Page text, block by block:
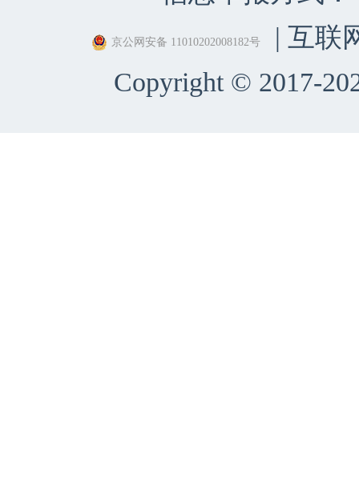
京公网安备 11010202008182号
| 互联
Copyright © 2017-